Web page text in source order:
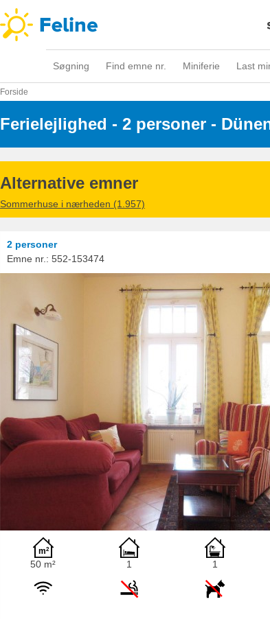
Søgning Find emne nr. Miniferie Last
Forside
Ferielejlighed - 2 personer -
Alternative emner
Sommerhuse i nærheden (1.957)
2 personer
Emne nr.: 552-153474
50 m² 1 1